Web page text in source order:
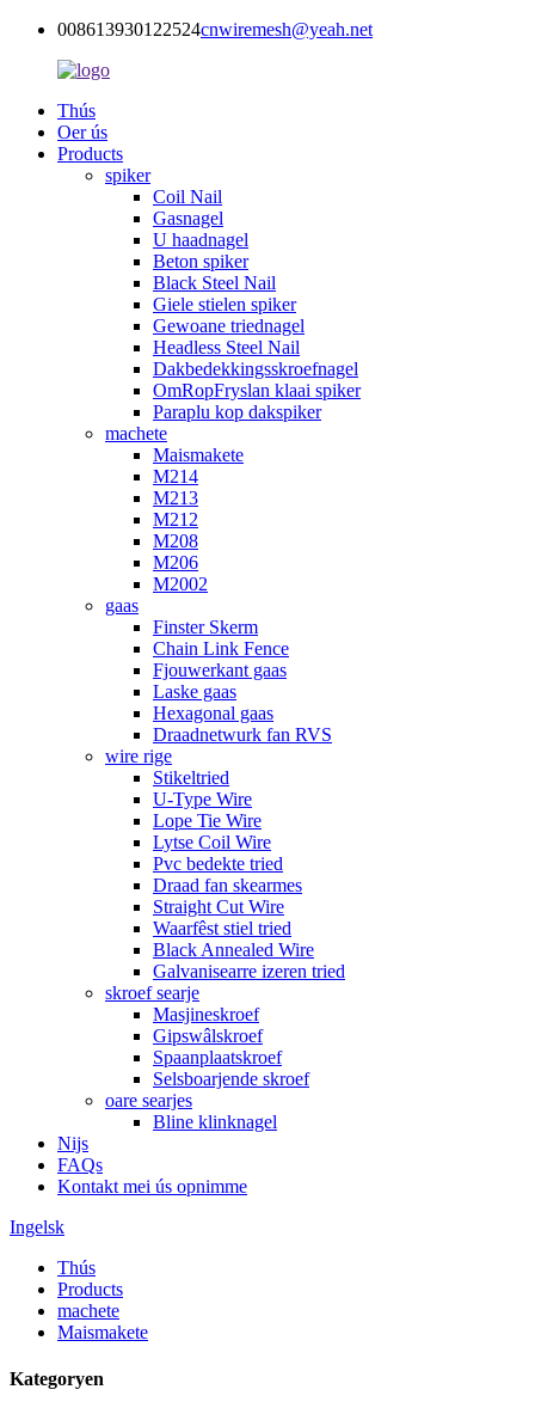
008613930122524cnwiremesh@yeah.net
Thús
Oer ús
Products
spiker
Coil Nail
Gasnagel
U haadnagel
Beton spiker
Black Steel Nail
Giele stielen spiker
Gewoane triednagel
Headless Steel Nail
Dakbedekkingsskroefnagel
OmRopFryslan klaai spiker
Paraplu kop dakspiker
machete
Maismakete
M214
M213
M212
M208
M206
M2002
gaas
Finster Skerm
Chain Link Fence
Fjouwerkant gaas
Laske gaas
Hexagonal gaas
Draadnetwurk fan RVS
wire rige
Stikeltried
U-Type Wire
Lope Tie Wire
Lytse Coil Wire
Pvc bedekte tried
Draad fan skearmes
Straight Cut Wire
Waarfêst stiel tried
Black Annealed Wire
Galvanisearre izeren tried
skroef searje
Masjineskroef
Gipswâlskroef
Spaanplaatskroef
Selsboarjende skroef
oare searjes
Bline klinknagel
Nijs
FAQs
Kontakt mei ús opnimme
Ingelsk
Thús
Products
machete
Maismakete
Kategoryen